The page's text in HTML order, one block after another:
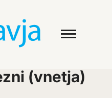
(vnetja)